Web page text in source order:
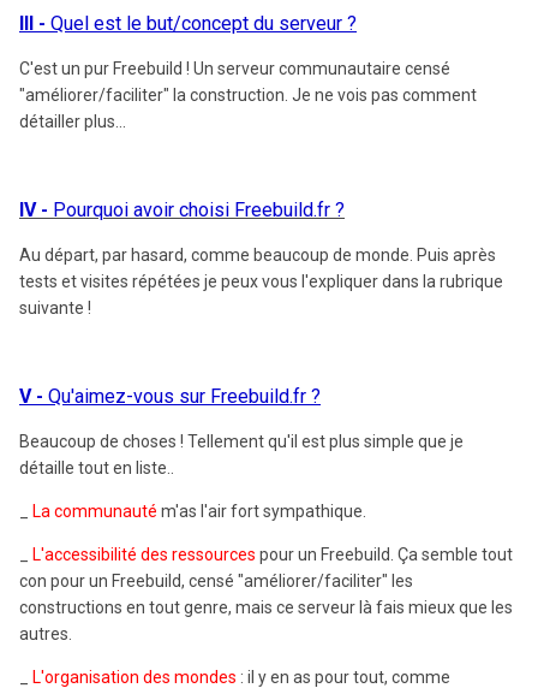
III - Quel est le but/concept du serveur ?
C'est un pur Freebuild ! Un serveur communautaire censé
"améliorer/faciliter" la construction. Je ne vois pas comment
détailler plus...
IV - Pourquoi avoir choisi Freebuild.fr ?
Au départ, par hasard, comme beaucoup de monde. Puis après
tests et visites répétées je peux vous l'expliquer dans la rubrique
suivante !
V - Qu'aimez-vous sur Freebuild.fr ?
Beaucoup de choses ! Tellement qu'il est plus simple que je
détaille tout en liste..
La communauté m'as l'air fort sympathique.
L'accessibilité des ressources pour un Freebuild. Ça semble tout
con pour un Freebuild, censé "améliorer/faciliter" les
constructions en tout genre, mais ce serveur là fais mieux que les
autres.
L'organisation des mondes : il y en as pour tout, comme